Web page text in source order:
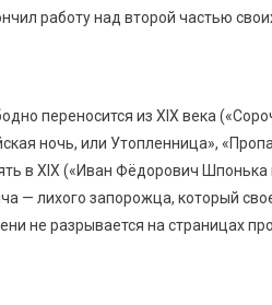
работу над второй частью
переносится из XIX века
ночь, или Утопленница»,
в XIX («Иван Фёдорович
— лихого запорожца, который
не разрывается на страницах